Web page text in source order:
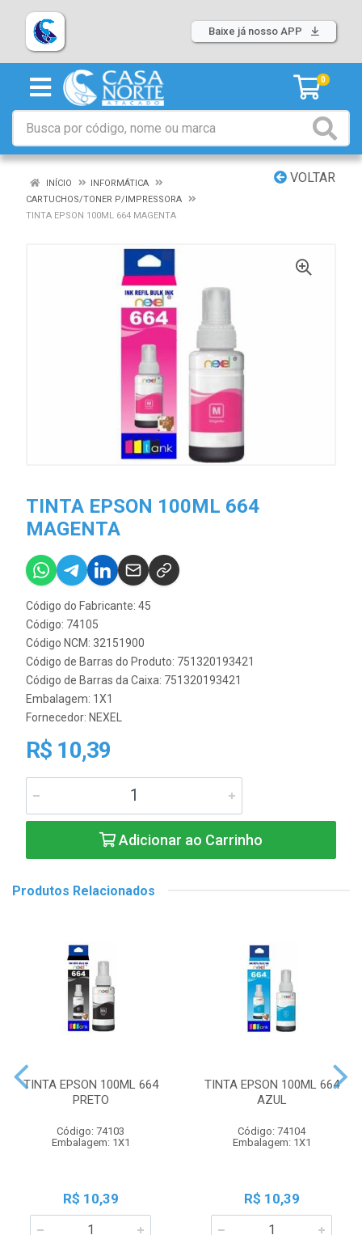
Baixe já nosso APP
0
VOLTAR
INÍCIO
INFORMÁTICA
CARTUCHOS/TONER P/IMPRESSORA
TINTA EPSON 100ML 664 MAGENTA
TINTA EPSON 100ML 664
MAGENTA
Código do Fabricante: 45
Código: 74105
Código NCM: 32151900
Código de Barras do Produto: 751320193421
Código de Barras da Caixa: 751320193421
Embalagem: 1X1
Fornecedor: NEXEL
R$ 10,39
Adicionar ao Carrinho
Produtos Relacionados
TINTA EPSON 100ML 664
PRETO
Código: 74103
Embalagem: 1X1
R$ 10,39
TINTA EPSON 100ML 664
AZUL
Código: 74104
Embalagem: 1X1
R$ 10,39